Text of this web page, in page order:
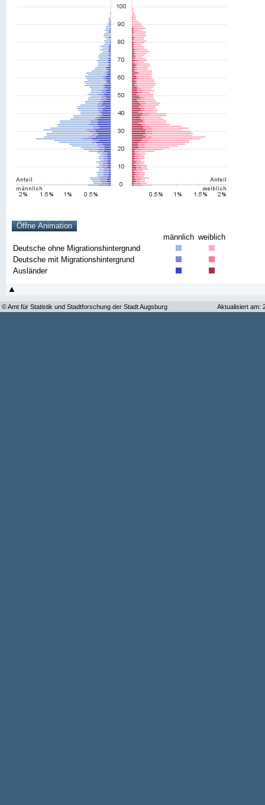
männlich weiblich
Deutsche ohne Migrationshintergrund
Deutsche mit Migrationshintergrund
Ausländer
© Amt für Statistik und Stadtforschung der Stadt Augsburg Aktualisiert am: